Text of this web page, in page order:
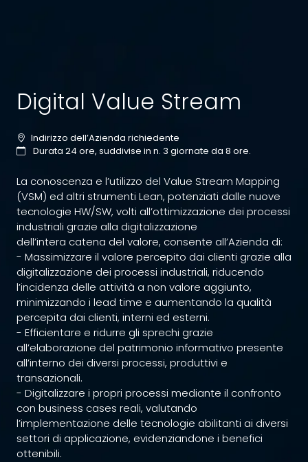
Digital Value Stream
Indirizzo dell’Azienda richiedente
Durata 24 ore, suddivise in n. 3 giornate da 8 ore.
La conoscenza e l’utilizzo del Value Stream Mapping
(VSM) ed altri strumenti Lean, potenziati dalle nuove
tecnologie HW/SW, volti all’ottimizzazione dei processi
industriali grazie alla digitalizzazione
dell’intera catena del valore, consente all’Azienda di:
- Massimizzare il valore percepito dai clienti grazie alla
digitalizzazione dei processi industriali, riducendo
l’incidenza delle attività a non valore aggiunto,
minimizzando i lead time e aumentando la qualità
percepita dai clienti, interni ed esterni.
- Efficientare e ridurre gli sprechi grazie
all’elaborazione del patrimonio informativo presente
all’interno dei diversi processi, produttivi e
transazionali.
- Digitalizzare i propri processi mediante il confronto
con business cases reali, valutando
l’implementazione delle tecnologie abilitanti ai diversi
settori di applicazione, evidenziandone i benefici
ottenibili.